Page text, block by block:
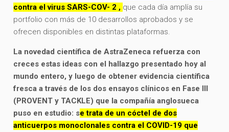
contra el virus SARS-COV- 2 , que cada día amplía su
portfolio con más de 10 desarrollos aprobados y se
ofrecen disponibles en distintas plataformas.
La novedad científica de AstraZeneca refuerza con
creces estas ideas con el hallazgo presentado hoy al
mundo entero, y luego de obtener evidencia científica
fresca a través de los dos ensayos clínicos en Fase III
(PROVENT y TACKLE) que la compañía anglosueca
puso en estudio: se trata de un cóctel de dos
anticuerpos monoclonales contra el COVID-19 que